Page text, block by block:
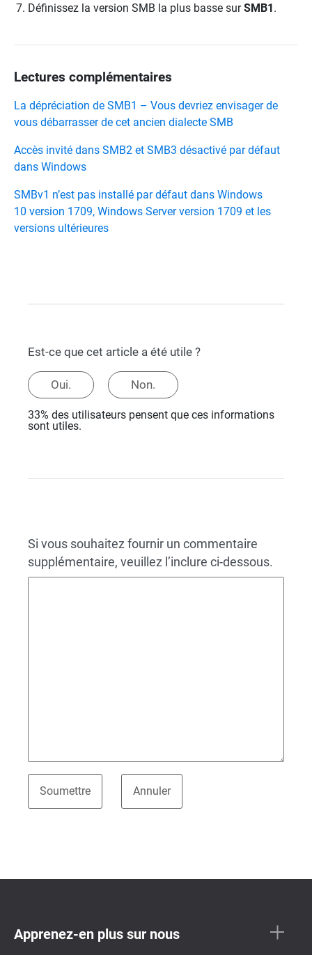
Définissez la version SMB la plus basse surSMB1.
Lectures complémentaires
La dépréciation de SMB1 – Vous devriez envisager de
vous débarrasser de cet ancien dialecte SMB
Accès invité dans SMB2 et SMB3 désactivé par défaut
dans Windows
SMBv1 n’est pas installé par défaut dans Windows
10 version 1709, Windows Server version 1709 et les
versions ultérieures
Est-ce que cet article a été utile ?
Oui. Non.
33% des utilisateurs pensent que ces informations
sont utiles.
Si vous souhaitez fournir un commentaire
supplémentaire, veuillez l’inclure ci-dessous.
Apprenez-en plus sur nous